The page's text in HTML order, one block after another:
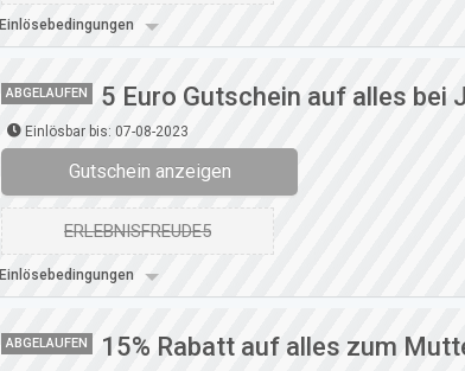
Einlösebedingungen
ABGELAUFEN 5 Euro Gutschein auf alles bei
Einlösbar bis: 07-08-2023
Gutschein anzeigen
ERLEBNISFREUDE5
Einlösebedingungen
ABGELAUFEN 15% Rabatt auf alles zum